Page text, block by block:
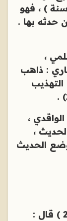
غيرهما ، (ت 121 هـ ) و عمره ( 74 سنة ) ، فهو
حدثه بها .
،
: ذاهب
،
،
الحديث
ذكرها ابن جرير في تفسيره (22/13 ) قال :